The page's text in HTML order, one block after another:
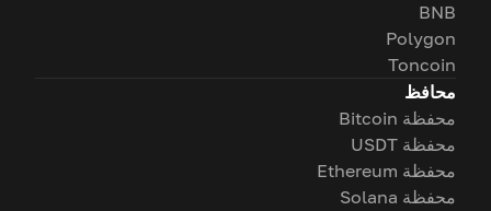
BNB
Polygon
Toncoin
محافظ
محفظة Bitcoin
محفظة USDT
محفظة Ethereum
محفظة Solana